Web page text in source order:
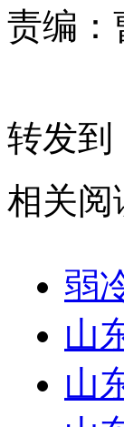
责编：
转发到
相关阅
弱
山
山